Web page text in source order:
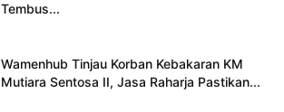
Tembus...
Wamenhub Tinjau Korban Kebakaran KM
Mutiara Sentosa II, Jasa Raharja Pastikan...